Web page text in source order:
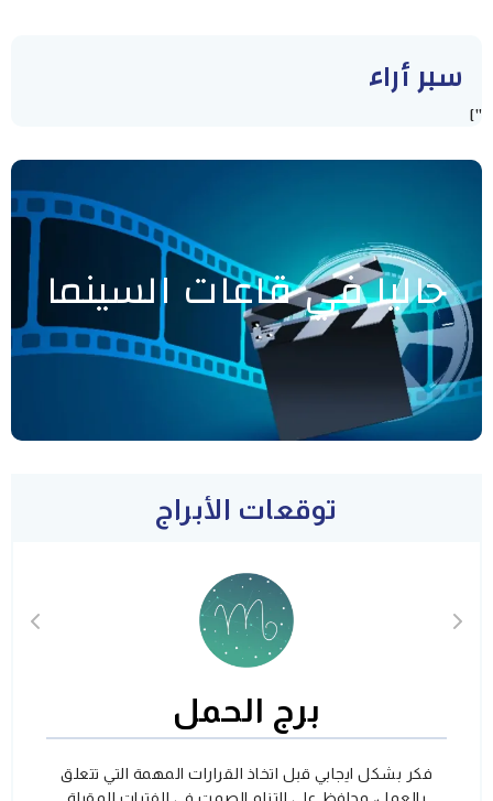
سبر أراء
"]
حاليا في قاعات السينما
توقعات الأبراج
برج الحمل
فكر بشكل ايجابي قبل اتخاذ القرارات المهمة التي تتعلق